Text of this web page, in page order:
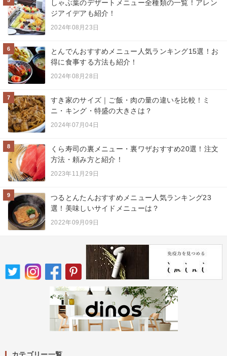
しゃぶ葉のデザートメニュー全種類の一覧！アレン
ジアイデアも紹介！
2024年08月23日
6
とんでんおすすめメニュー人気ランキング15選！お
得に食事する方法も紹介！
2024年08月28日
7
すき家のサイズ｜ご飯・肉の量の違いを比較！ミ
ニ・キング・特盛の大きさは？
2024年07月04日
8
くら寿司の裏メニュー・裏ワザおすすめ20選！注文
方法・頼み方と紹介！
2023年11月29日
9
つるとんたんおすすめメニュー人気ランキング23
選！美味しいサイドメニューは？
2022年09月09日
カテゴリー一覧